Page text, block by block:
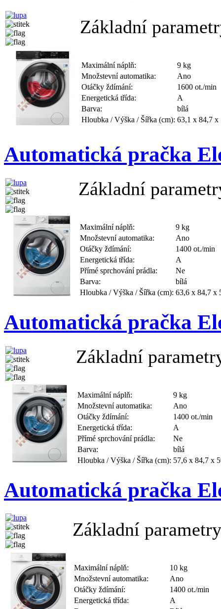
Základní
Maximální náplň:
9 kg
Množstevní automatika:
Ano
Otáčky ždímání:
1600 ot./min
Energetická třída:
A
Barva:
bílá
Hloubka / Výška / Šířka (cm): 63,1 x 84,7 x
Automatická pračka
Základní
Maximální náplň:
9 kg
Množstevní automatika:
Ano
Otáčky ždímání:
1400 ot./min
Energetická třída:
A
Přímé sprchování prádla:
Ne
Barva:
bílá
Hloubka / Výška / Šířka (cm): 63,6 x 84,7 x
Automatická pračka
Základní
Maximální náplň:
9 kg
Množstevní automatika:
Ano
Otáčky ždímání:
1400 ot./min
Energetická třída:
A
Přímé sprchování prádla:
Ne
Barva:
bílá
Hloubka / Výška / Šířka (cm): 57,6 x 84,7 x
Automatická pračka
Základní
Maximální náplň:
10 kg
Množstevní automatika:
Ano
Otáčky ždímání:
1400 ot./min
Energetická třída:
A